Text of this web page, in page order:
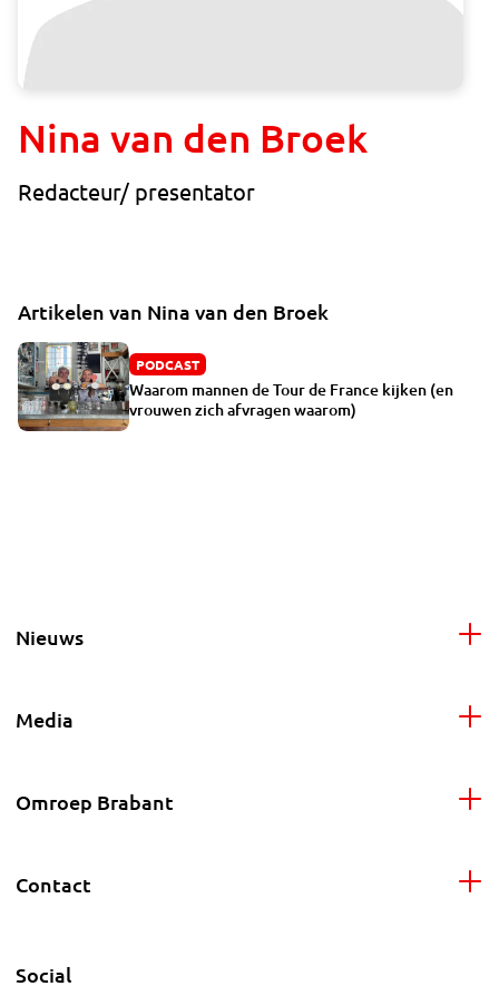
Nina van den Broek
Redacteur/ presentator
Artikelen van Nina van den Broek
PODCAST
Waarom mannen de Tour de France kijken (en
vrouwen zich afvragen waarom)
Nieuws
Media
Omroep Brabant
Contact
Social